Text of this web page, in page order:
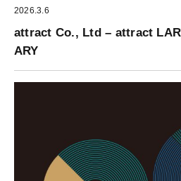
2026.3.6
attract Co., Ltd – attract
ARY